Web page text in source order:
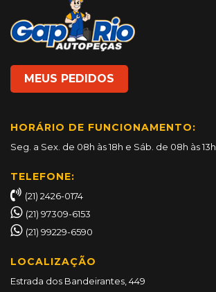
MEUS PEDIDOS
HORÁRIO DE FUNCIONAMENTO:
Seg. a Sex. de 08h às 18h e Sáb. de 08h às 13h
TELEFONE:
(21) 2426-0174
(21) 97309-6153
(21) 99229-6590
LOCALIZAÇÃO
Estrada dos Bandeirantes, 449